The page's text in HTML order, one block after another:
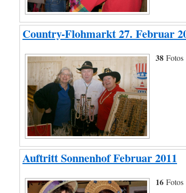
Country-Flohmarkt 27. Februar
38 Fotos
Auftritt Sonnenhof Februar 2011
16 Fotos